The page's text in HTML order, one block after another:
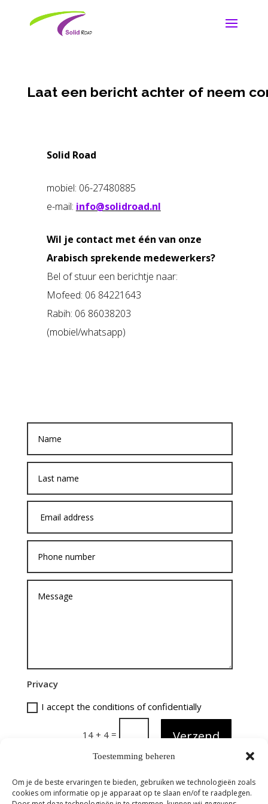
Toestemming beheren
Om je de beste ervaringen te bieden, gebruiken we technologieën zoals
cookies om informatie op je apparaat op te slaan en/of te raadplegen.
Laat een bericht achter of neem
Solid Road
mobiel: 06-27480885
e-mail: info@solidroad.nl
Wil je contact met één van onze
Arabisch sprekende medewerkers?
Bel of stuur een berichtje naar:
Mofeed: 06 84221643
Rabih: 06 86038203
(mobiel/whatsapp)
Privacy
I accept the conditions of confidentially
14 + 4 = Verzend